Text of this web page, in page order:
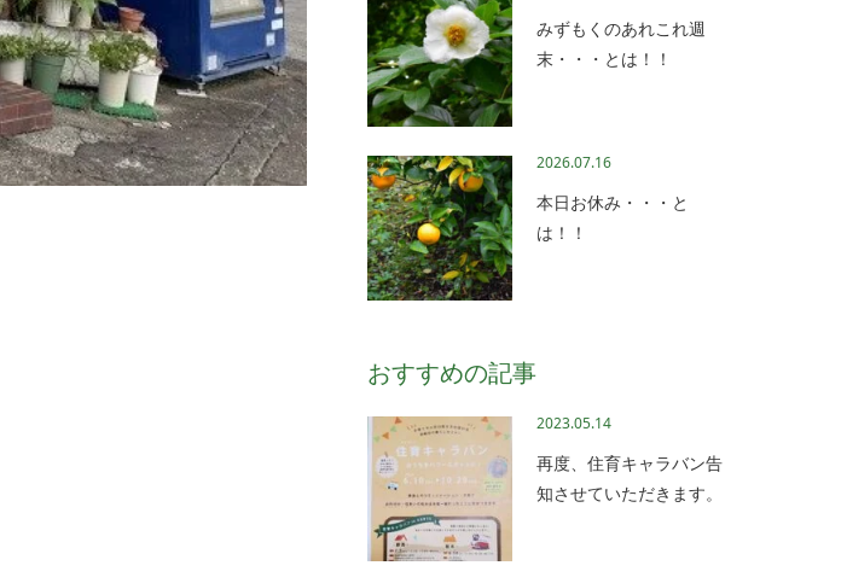
みずもくのあれこれ週
末・・・とは！！
2026.07.16
本日お休み・・・と
は！！
おすすめの記事
2023.05.14
再度、住育キャラバン告
知させていただきます。